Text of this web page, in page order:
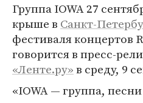
Группа IOWA 27
крыше в Санкт-
фестиваля концертов
говорится в пресс-
«Ленте.ру»в среду, 9
«IOWA — группа,